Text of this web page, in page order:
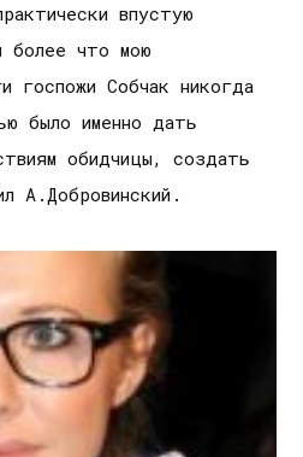
впустую
более что мою
госпожи Собчак никогда
было именно дать
обидчицы, создать
А.Добровинский.